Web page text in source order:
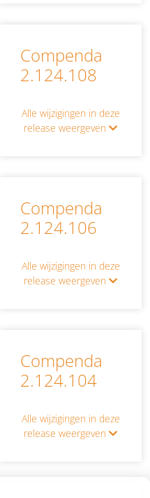
Compenda
2.124.108
Alle wijzigingen in deze
release weergeven
Compenda
2.124.106
Alle wijzigingen in deze
release weergeven
Compenda
2.124.104
Alle wijzigingen in deze
release weergeven